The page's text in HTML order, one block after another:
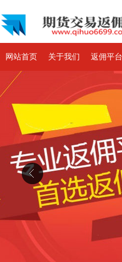
网站首页 关于我们 返佣平台